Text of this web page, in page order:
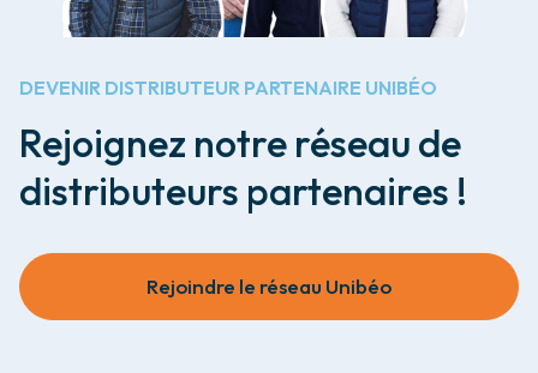
DEVENIR DISTRIBUTEUR PARTENAIRE UNIBÉO
Rejoignez notre réseau de
distributeurs partenaires !
Rejoindre le réseau Unibéo